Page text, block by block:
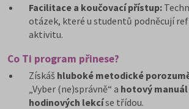
Facilitace a koučovací přístup:
otázek, které u studentů podněcují
aktivitu.
Co Ti program přinese?
Získáš hluboké metodické
„Vyber (ne)správně“ a hotový manuál
hodinových lekcíse třídou.